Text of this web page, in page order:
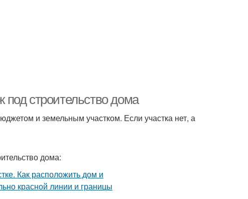
под строительство дома
и земельным участком. Если участка нет, а
дома: